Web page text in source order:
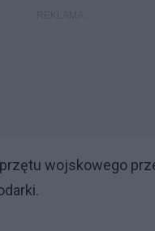
wojskowego